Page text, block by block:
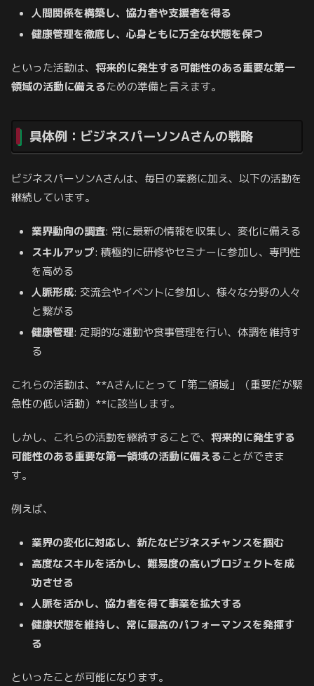
人間関係を構築し、協力者や支援者を得る
健康管理を徹底し、心身ともに万全な状態を保つ
といった活動は、 将来的に発生する可能性のある重要な第一
領域の活動に備えるための準備と言えます。
具体例：ビジネスパーソンAさんの戦略
ビジネスパーソンAさんは、毎日の業務に加え、以下の活動を
継続しています。
業界動向の調査: 常に最新の情報を収集し、変化に備える
スキルアップ: 積極的に研修やセミナーに参加し、専門性
を高める
人脈形成: 交流会やイベントに参加し、様々な分野の人々
と繋がる
健康管理: 定期的な運動や食事管理を行い、体調を維持す
る
これらの活動は、**Aさんにとって「第二領域」（重要だが緊
急性の低い活動）**に該当します。
しかし、これらの活動を継続することで、 将来的に発生する
可能性のある重要な第一領域の活動に備えることができま
す。
例えば、
業界の変化に対応し、新たなビジネスチャンスを掴む
高度なスキルを活かし、難易度の高いプロジェクトを成
功させる
人脈を活かし、協力者を得て事業を拡大する
健康状態を維持し、常に最高のパフォーマンスを発揮す
る
といったことが可能になります。